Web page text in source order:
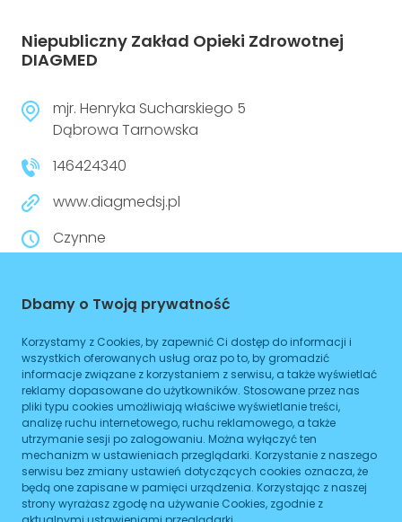
Niepubliczny Zakład Opieki Zdrowotnej
DIAGMED
mjr. Henryka Sucharskiego 5
Dąbrowa Tarnowska
146424340
www.diagmedsj.pl
Czynne
Planowane zamknięcie 16:00
WIĘCEJ
Dojazd
Tramwaj
Brak podanych linii
Autobus
Brak podanych linii
Metro
Brak podanych linii
ZAPLANUJ
Dbamy o Twoją prywatność
Korzystamy z Cookies, by zapewnić Ci dostęp do informacji i
wszystkich oferowanych usług oraz po to, by gromadzić
informacje związane z korzystaniem z serwisu, a także wyświetlać
reklamy dopasowane do użytkowników. Stosowane przez nas
pliki typu cookies umożliwiają właściwe wyświetlanie treści,
analizę ruchu internetowego, ruchu reklamowego, a także
utrzymanie sesji po zalogowaniu. Można wyłączyć ten
mechanizm w ustawieniach przeglądarki. Korzystanie z naszego
serwisu bez zmiany ustawień dotyczących cookies oznacza, że
będą one zapisane w pamięci urządzenia. Korzystając z naszej
strony wyrażasz zgodę na używanie Cookies, zgodnie z